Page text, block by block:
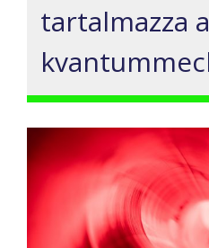
tartalmazza a